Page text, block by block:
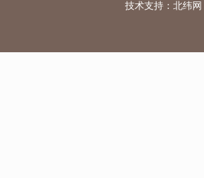
技术支持： 北纬网